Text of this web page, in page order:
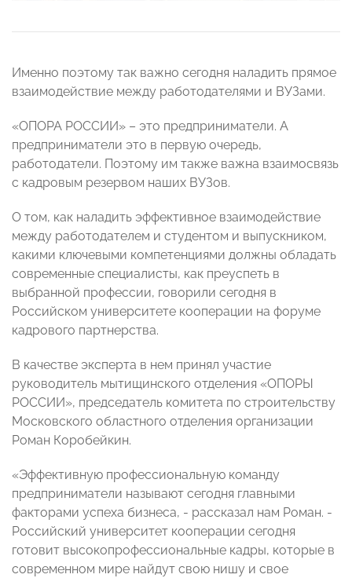
Именно поэтому так важно сегодня наладить прямое
взаимодействие между работодателями и ВУЗами.
«ОПОРА РОССИИ» – это предприниматели. А
предприниматели это в первую очередь,
работодатели. Поэтому им также важна взаимосвязь
с кадровым резервом наших ВУЗов.
О том, как наладить эффективное взаимодействие
между работодателем и студентом и выпускником,
какими ключевыми компетенциями должны обладать
современные специалисты, как преуспеть в
выбранной профессии, говорили сегодня в
Российском университете кооперации на форуме
кадрового партнерства.
В качестве эксперта в нем принял участие
руководитель мытищинского отделения «ОПОРЫ
РОССИИ», председатель комитета по строительству
Московского областного отделения организации
Роман Коробейкин.
«Эффективную профессиональную команду
предприниматели называют сегодня главными
факторами успеха бизнеса, - рассказал нам Роман. -
Российский университет кооперации сегодня
готовит высокопрофессиональные кадры, которые в
современном мире найдут свою нишу и свое